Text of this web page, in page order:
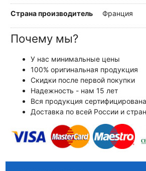
Страна производитель Франция
Почему мы?
У нас минимальные цены
100% оригинальная продукция
Скидки после первой покупки
Надежность - нам 15 лет
Вся продукция сертифицирована
Доставка по всей России и